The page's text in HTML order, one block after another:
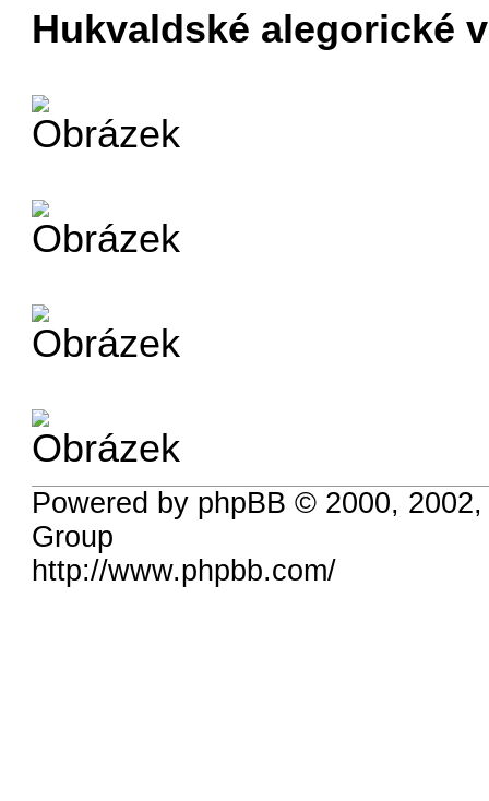
Hukvaldské alegorické
Powered by phpBB © 2000,
Group
http://www.phpbb.com/